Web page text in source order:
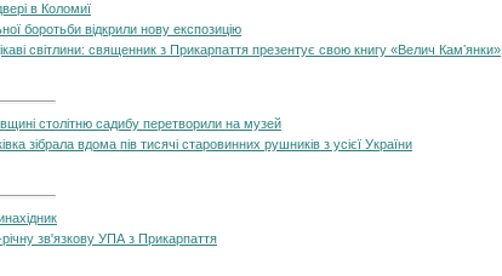
в Коломиї
боротьби відкрили нову експозицію
світлини: священник з Прикарпаття презентує свою книгу «Велич Камʼянки»
столітню садибу перетворили на музей
зібрала вдома пів тисячі старовинних рушників з усієї України
зв'язкову УПА з Прикарпаття